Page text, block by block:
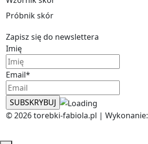
Próbnik skór
Zapisz się do newslettera
Imię
Email*
© 2026 torebki-fabiola.pl | Wykonanie: